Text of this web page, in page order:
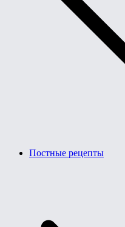
Постные рецепты